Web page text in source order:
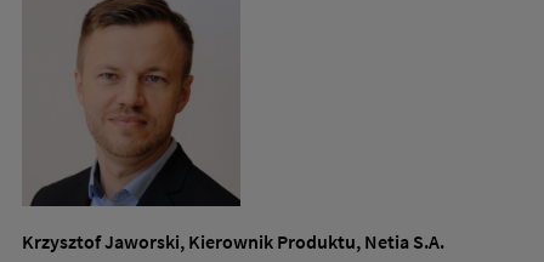
Krzysztof Jaworski, Kierownik Produktu, Netia S.A.